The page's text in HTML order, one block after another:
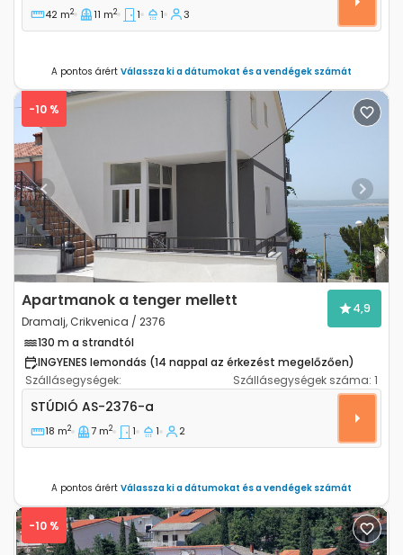
42 m2 11 m2 1 1 3
A pontos árért Válassza ki a dátumokat és a vendégek számát
Previous Next
-10 %
Apartmanok a tenger mellett
Dramalj, Crikvenica / 2376
4,9
130 m a strandtól
INGYENES lemondás (14 nappal az érkezést megelőzően)
Szállásegységek:
Szállásegységek száma: 1
Stúdió apartman Dramalj, Crikvenica AS-2376-a
STÚDIÓ AS-2376-a
18 m2 7 m2 1 1 2
A pontos árért Válassza ki a dátumokat és a vendégek számát
-10 %